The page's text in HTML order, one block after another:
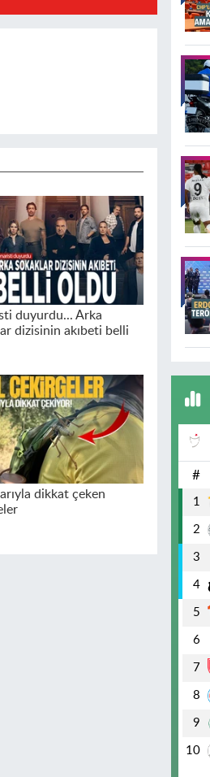
duyurdu... Arka
dizisinin akıbeti belli
dikkat çeken
#
1
2
3
4
5
6
7
8
9
10